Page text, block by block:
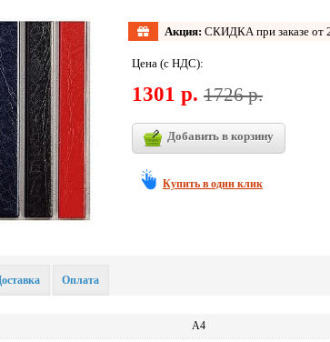
Акция: СКИДКА при заказе от
Цена (с НДС):
1301 р. 1726 р.
Добавить в корзину
Купить в один клик
А4
Оплата